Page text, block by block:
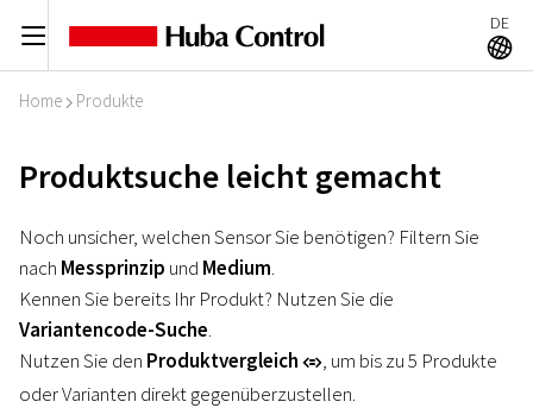
C DE
A
Home I Produkte
Produktsuche leicht gemacht
Noch unsicher, welchen Sensor Sie benötigen? Filtern Sie
nach Messprinzip und Medium.
Kennen Sie bereits Ihr Produkt? Nutzen Sie die
Variantencode-Suche.
Nutzen Sie den Produktvergleich r, um bis zu 5 Produkte
oder Varianten direkt gegenüberzustellen.